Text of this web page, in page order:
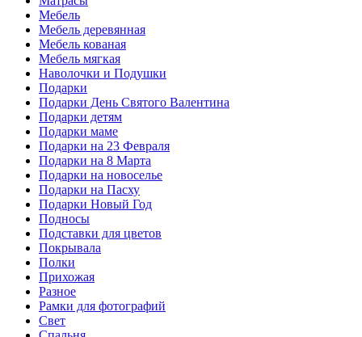
Мебель
Мебель деревянная
Мебель кованая
Мебель мягкая
Наволочки и Подушки
Подарки
Подарки День Святого Валентина
Подарки детям
Подарки маме
Подарки на 23 Февраля
Подарки на 8 Марта
Подарки на новоселье
Подарки на Пасху
Подарки Новый Год
Подносы
Подставки для цветов
Покрывала
Полки
Прихожая
Разное
Рамки для фотографий
Свет